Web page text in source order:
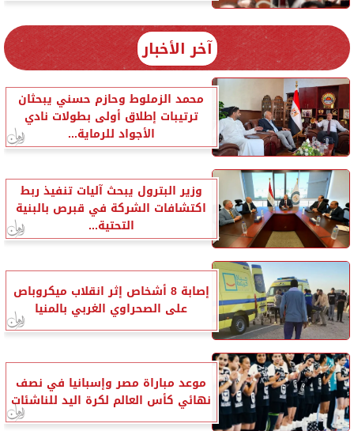
آخر الأخبار
محمد الزملوط وحازم حسني يبحثان
ترتيبات إطلاق أولى بطولات نادي
الأجواد للرماية...
وزير البترول يبحث آليات تنفيذ ربط
اكتشافات الشركة في قبرص بالبنية
التحتية...
إصابة 8 أشخاص إثر انقلاب ميكروباص
على الصحراوي الغربي بالمنيا
موعد مباراة مصر وإسبانيا في نصف
نهائي كأس العالم لكرة اليد للناشئات